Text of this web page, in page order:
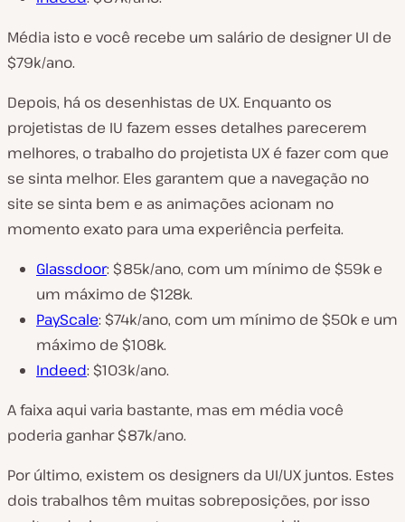
Média isto e você recebe um salário de designer UI de
$79k/ano.
Depois, há os desenhistas de UX. Enquanto os
projetistas de IU fazem esses detalhes parecerem
melhores, o trabalho do projetista UX é fazer com que
se sinta melhor. Eles garantem que a navegação no
site se sinta bem e as animações acionam no
momento exato para uma experiência perfeita.
Glassdoor: $85k/ano, com um mínimo de $59k e
um máximo de $128k.
PayScale: $74k/ano, com um mínimo de $50k e um
máximo de $108k.
Indeed: $103k/ano.
A faixa aqui varia bastante, mas em média você
poderia ganhar $87k/ano.
Por último, existem os designers da UI/UX juntos. Estes
dois trabalhos têm muitas sobreposições, por isso